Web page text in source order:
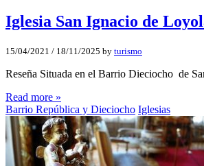
Iglesia San Ignacio de
15/04/2021 / 18/11/2025 by turismo
Reseña Situada en el Barrio Dieciocho de
Read more »
Barrio República y Dieciocho Iglesias